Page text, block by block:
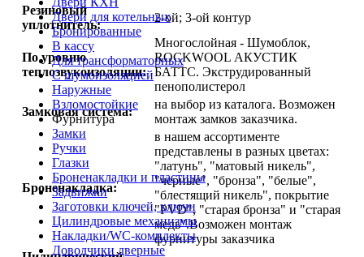
Двери для котельных
Бронированные
В кассу
Для трансформаторных
С шумоизоляцией
Наружные
Взломостойкие
Фурнитура
Замки
Ручки
Глазки
Броненакладки и пластины
Задвижки
Заготовки ключей, ключи
Цилиндровые механизмы
Накладки/WC-комплекты
Доводчики дверные
Резиновый
уплотнитель:
2-ой; 3-ой контур
По уровню
теплозвукоизоляции:
Многослойная - Шумоблок,
ROCKWOOL АКУСТИК
БАТТС. Экструдированный
пенополистерол
Замковая система:
на выбор из каталога. Возможен
монтаж замков заказчика.
Броненакладка:
в нашем ассортименте
представлены в разных цветах:
"латунь", "матовый никель",
"черные", "бронза", "белые",
"блестящий никель", покрытие
"PVD", "старая бронза" и "старая
медь".Возможен монтаж
фурнитуры заказчика